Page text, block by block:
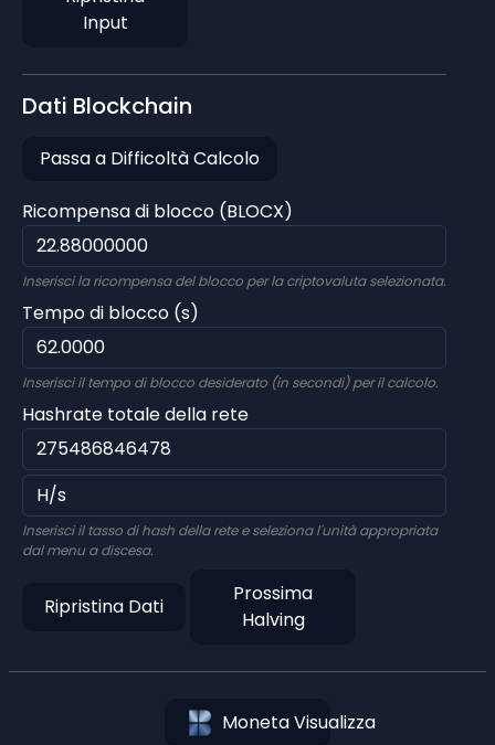
Input
Dati Blockchain
Passa a Difficoltà Calcolo
Ricompensa di blocco (BLOCX)
Inserisci la ricompensa del blocco per la criptovaluta selezionata.
Tempo di blocco (s)
Inserisci il tempo di blocco desiderato (in secondi) per il calcolo.
Hashrate totale della rete
Inserisci il tasso di hash della rete e seleziona l'unità appropriata
dal menu a discesa.
Ripristina Dati
Prossima
Halving
Moneta Visualizza